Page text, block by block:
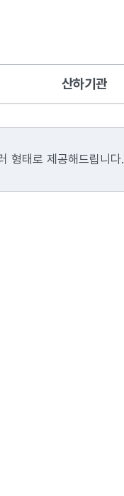
산하기관
형태로 제공해드립니다.